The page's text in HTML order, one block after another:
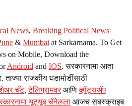
News, Breaking Political News
& Mumbai at Sarkarnama. To Get
on Mobile, Download the
Android and IOS. सरकारनामा आता
ताज्या राजकीय घडामोडींसाठी
चॅट,टेलिग्रामवर आणिव्हॉट्सॲप
यूट्यूब चॅनेलला आजच सबस्क्राइब